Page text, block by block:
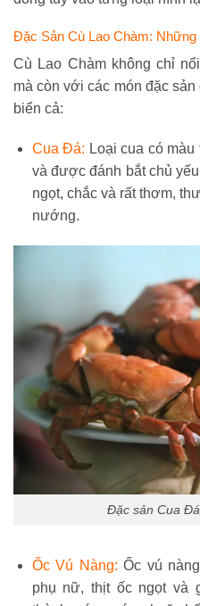
Đặc Sản Cù Lao Chàm:
Cù Lao Chàm không chỉ
mà còn với các món đặc
biển cả:
Cua Đá: Loại cua có
và được đánh bắt chủ
ngọt, chắc và rất thơm,
nướng.
Đặc sản Cua
Ốc Vú Nàng: Ốc vú
phụ nữ, thịt ốc ngọt và